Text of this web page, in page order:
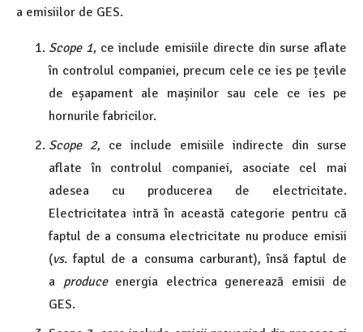
a emisiilor de GES.
Scope 1, ce include emisiile directe din surse aflate
în controlul companiei, precum cele ce ies pe țevile
de eșapament ale mașinilor sau cele ce ies pe
hornurile fabricilor.
Scope 2, ce include emisiile indirecte din surse
aflate în controlul companiei, asociate cel mai
adesea cu producerea de electricitate.
Electricitatea intră în această categorie pentru că
faptul de a consuma electricitate nu produce emisii
(vs. faptul de a consuma carburant), însă faptul de
a produceenergia electrica generează emisii de
GES.